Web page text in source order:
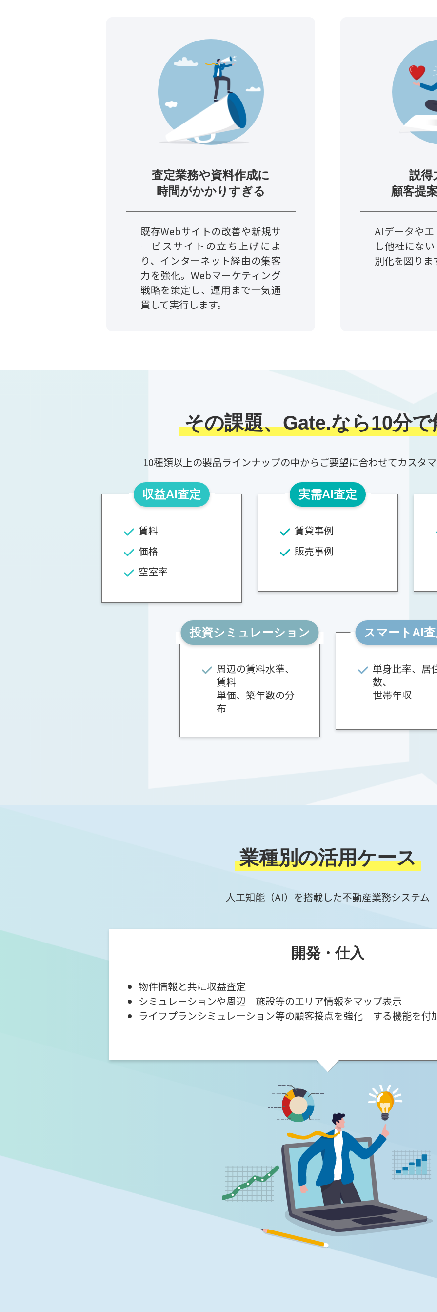
査定業務や資料作成に
時間がかかりすぎる
既存Webサイトの改善や新規サ
ービスサイトの立ち上げによ
り、インターネット経由の集客
力を強化。Webマーケティング
戦略を策定し、運用まで一気通
貫して実行します。
説得
顧客提
AIデータや
し他社にな
別化を図りま
その課題、Gate.なら10分で
10種類以上の製品ラインナップの中からご要望に合わせてカスタ
収益AI査定
賃料
価格
空室率
実需AI査定
賃貸事例
販売事例
投資シミュレーション
周辺の賃料水準、
賃料
単価、築年数の分
布
スマートAI
単身比率、居
数、
世帯年収
業種別の活用ケース
人工知能（AI）を搭載した不動産業務システム
開発・仕入
物件情報と共に収益査定
シミュレーションや周辺 施設等のエリア情報をマップ表示
ライフプランシミュレーション等の顧客接点を強化 する機能を付